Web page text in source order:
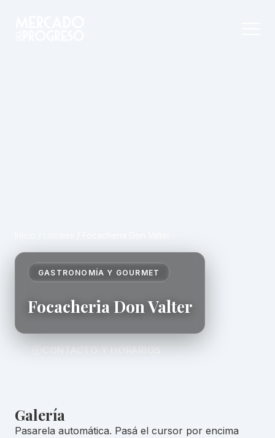
GASTRONOMÍA Y GOURMET
Focacheria Don Valter
CONTACTO Y HORARIOS
Galería
Pasarela automática. Pasá el cursor por encima